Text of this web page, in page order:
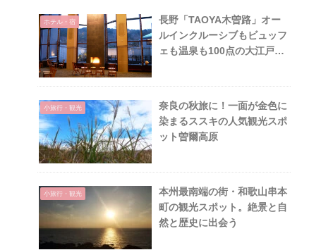
ホテル・宿
長野「TAOYA木曽路」オー
ルインクルーシブもビュッフ
ェも温泉も100点の大江戸温
小旅行・観光
奈良の秋旅に！一面が金色に
染まるススキの人気観光スポ
ット曽爾高原
小旅行・観光
本州最南端の街・和歌山串本
町の観光スポット。絶景と自
然と歴史に出会う